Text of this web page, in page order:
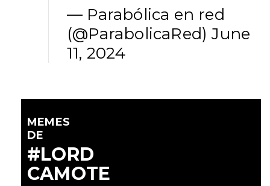
— Parabólica en red
(@ParabolicaRed)June
11, 2024
MEMES
DE
#LORD
CAMOTE